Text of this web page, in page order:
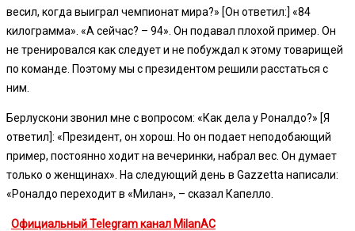
весил, когда выиграл чемпионат мира?» [Он ответил:] «84
килограмма». «А сейчас? – 94». Он подавал плохой пример. Он
не тренировался как следует и не побуждал к этому товарищей
по команде. Поэтому мы с президентом решили расстаться с
ним.
Берлускони звонил мне с вопросом: «Как дела у Роналдо?» [Я
ответил]: «Президент, он хорош. Но он подает неподобающий
пример, постоянно ходит на вечеринки, набрал вес. Он думает
только о женщинах». На следующий день в Gazzetta написали:
«Роналдо переходит в «Милан», – сказал Капелло.
Официальный Telegram канал MilanAC